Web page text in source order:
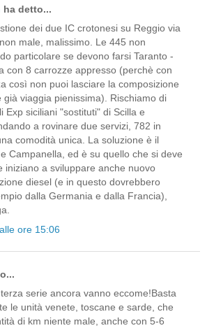
ha detto...
dei due IC crotonesi su Reggio via
male, malissimo. Le 445 non
particolare se devono farsi Taranto -
con 8 carrozze appresso (perchè con
così non puoi lasciare la composizione
già viaggia pienissima). Rischiamo di
Exp siciliani "sostituti" di Scilla e
a rovinare due servizi, 782 in
comodità unica. La soluzione è il
Campanella, ed è su quello che si deve
iniziano a sviluppare anche nuovo
diesel (e in questo dovrebbero
dalla Germania e dalla Francia),
ore 15:06
serie ancora vanno eccome!Basta
le unità venete, toscane e sarde, che
di km niente male, anche con 5-6